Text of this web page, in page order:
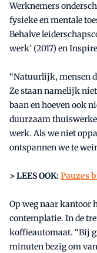
Werknemers
fysieke en mentale
Behalve
werk’ (2017) en
“Natuurlijk, mensen
Ze staan namelijk
baan en hoeven ook
duurzaam
werk. Als we niet
ontspannen we te
> LEES OOK:Pauzes
Op weg naar kantoor
contemplatie. In de
koffieautomaat. “Bij
minuten bezig om